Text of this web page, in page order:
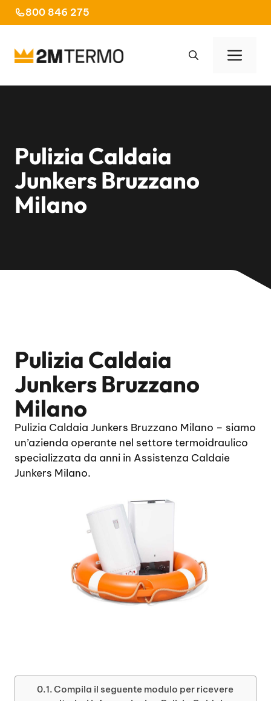
al
800 846 275
Pulizia Caldaia
Junkers Bruzzano
Milano
Pulizia Caldaia
Junkers Bruzzano
Milano
Pulizia Caldaia Junkers Bruzzano Milano – siamo
un’azienda operante nel settore termoidraulico
specializzata da anni in Assistenza Caldaie
Junkers Milano.
Compila il seguente modulo per ricevere